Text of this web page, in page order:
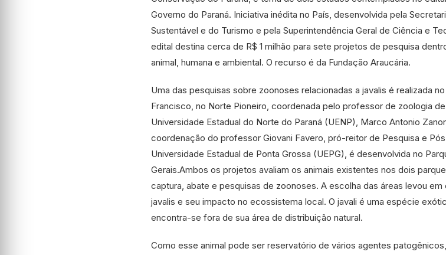
Governo do Paraná. Iniciativa inédita no País, desenvolvida pela
Sustentável e do Turismo e pela Superintendência Geral de Ciência e
edital destina cerca de R$ 1 milhão para sete projetos de pesquisa
animal, humana e ambiental. O recurso é da Fundação Araucária.
Uma das pesquisas sobre zoonoses relacionadas a javalis é realizada
Francisco, no Norte Pioneiro, coordenada pelo professor de zoologia
Universidade Estadual do Norte do Paraná (UENP), Marco Antonio
coordenação do professor Giovani Favero, pró-reitor de Pesquisa e
Universidade Estadual de Ponta Grossa (UEPG), é desenvolvida no
Gerais.Ambos os projetos avaliam os animais existentes nos dois
captura, abate e pesquisas de zoonoses. A escolha das áreas levou
javalis e seu impacto no ecossistema local. O javali é uma espécie
encontra-se fora de sua área de distribuição natural.
Como esse animal pode ser reservatório de vários agentes